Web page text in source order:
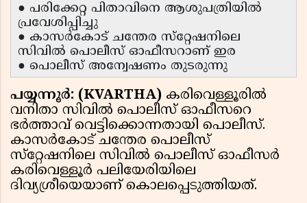
● പരിക്കേറ്റ പിതാവിനെ ആശുപത്രിയിൽ
പ്രവേശിപ്പിച്ചു
● കാസർകോട് ചന്തേര സ്‌റ്റേഷനിലെ
സിവില്‍ പൊലീസ് ഓഫീസറാണ് ഇര
● പൊലീസ് അന്വേഷണം തുടരുന്നു
പയ്യന്നൂർ: (KVARTHA) കരിവെള്ളൂരിൽ
വനിതാ സിവില്‍ പൊലീസ് ഓഫീസറെ
ഭര്‍ത്താവ് വെട്ടിക്കൊന്നതായി പൊലീസ്.
കാസർകോട് ചന്തേര പൊലീസ്
സ്‌റ്റേഷനിലെ സിവില്‍ പൊലീസ് ഓഫീസര്‍
കരിവെള്ളൂര്‍ പലിയേരിയിലെ
ദിവ്യശ്രീയെയാണ് കൊലപ്പെടുത്തിയത്.